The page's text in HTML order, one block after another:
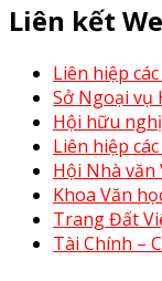
Liên kết
Liên hiệp
Sở Ngoại vụ
Hội hữu
Liên hiệp
Hội Nhà văn
Khoa Văn
Trang Đất
Tài Chính –